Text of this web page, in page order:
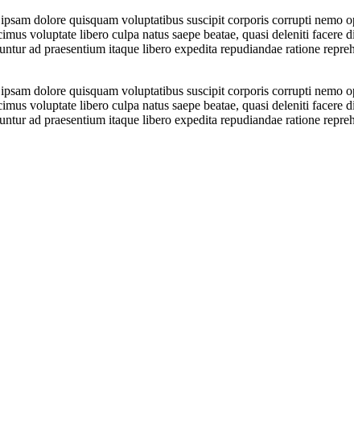
dolore quisquam voluptatibus suscipit corporis corrupti
voluptate libero culpa natus saepe beatae, quasi deleniti
ad praesentium itaque libero expedita repudiandae ratione
dolore quisquam voluptatibus suscipit corporis corrupti
voluptate libero culpa natus saepe beatae, quasi deleniti
ad praesentium itaque libero expedita repudiandae ratione